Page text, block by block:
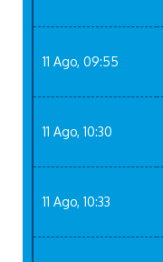
11 Ago, 09:55
11 Ago, 10:30
11 Ago, 10:33